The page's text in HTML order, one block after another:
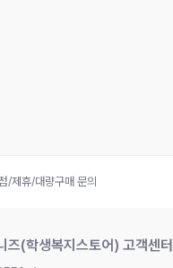
/제휴/대량구매 문의
즈(학생복지스토어) 고객센터